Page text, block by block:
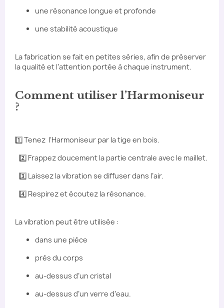
une résonance longue et profonde
une stabilité acoustique
La fabrication se fait en petites séries, afin de préserver
la qualité et l’attention portée à chaque instrument.
Comment utiliser l’Harmoniseur
?
1️⃣ Tenez l’Harmoniseur par la tige en bois.
2️⃣ Frappez doucement la partie centrale avec le maillet.
3️⃣ Laissez la vibration se diffuser dans l’air.
4️⃣ Respirez et écoutez la résonance.
La vibration peut être utilisée :
dans une pièce
près du corps
au-dessus d’un cristal
au-dessus d’un verre d’eau.